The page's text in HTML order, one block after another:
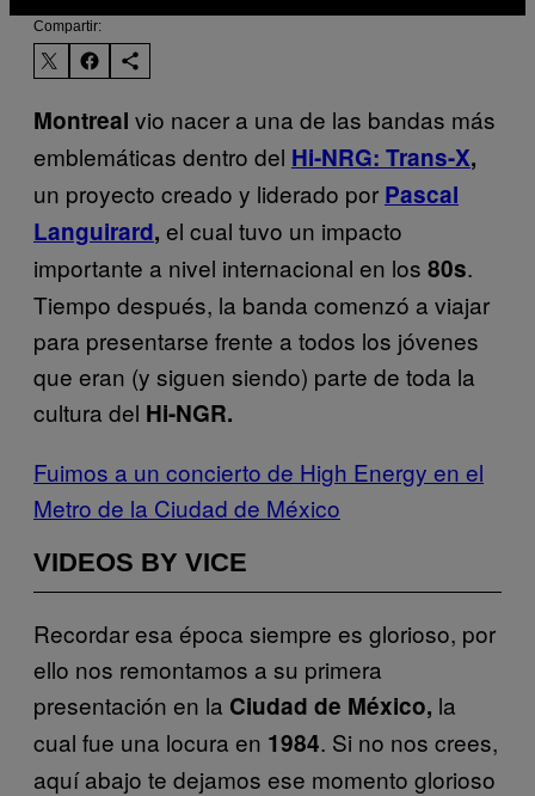
Compartir:
Montreal vio nacer a una de las bandas más
emblemáticas dentro del Hi-NRG: Trans-X,
un proyecto creado y liderado por Pascal
Languirard, el cual tuvo un impacto
importante a nivel internacional en los 80s.
Tiempo después, la banda comenzó a viajar
para presentarse frente a todos los jóvenes
que eran (y siguen siendo) parte de toda la
cultura del Hi-NGR.
Fuimos a un concierto de High Energy en el
Metro de la Ciudad de México
VIDEOS BY VICE
Recordar esa época siempre es glorioso, por
ello nos remontamos a su primera
presentación en la Ciudad de México, la
cual fue una locura en 1984. Si no nos crees,
aquí abajo te dejamos ese momento glorioso